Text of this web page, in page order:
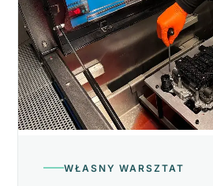
WŁASNY WARSZTAT